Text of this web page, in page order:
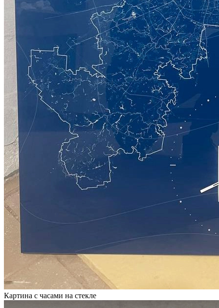
Картина с часами на стекле